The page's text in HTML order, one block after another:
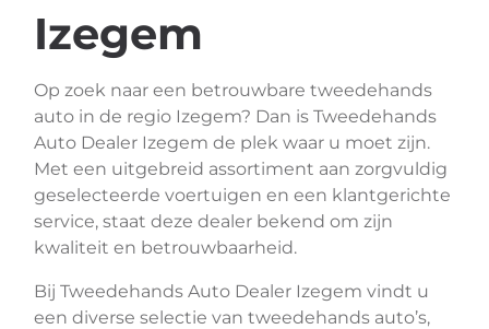
Izegem
Op zoek naar een betrouwbare tweedehands
auto in de regio Izegem? Dan is Tweedehands
Auto Dealer Izegem de plek waar u moet zijn.
Met een uitgebreid assortiment aan zorgvuldig
geselecteerde voertuigen en een klantgerichte
service, staat deze dealer bekend om zijn
kwaliteit en betrouwbaarheid.
Bij Tweedehands Auto Dealer Izegem vindt u
een diverse selectie van tweedehands auto’s,